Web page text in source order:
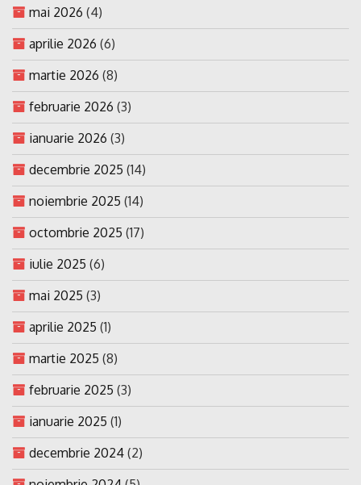
mai 2026 (4)
aprilie 2026 (6)
martie 2026 (8)
februarie 2026 (3)
ianuarie 2026 (3)
decembrie 2025 (14)
noiembrie 2025 (14)
octombrie 2025 (17)
iulie 2025 (6)
mai 2025 (3)
aprilie 2025 (1)
martie 2025 (8)
februarie 2025 (3)
ianuarie 2025 (1)
decembrie 2024 (2)